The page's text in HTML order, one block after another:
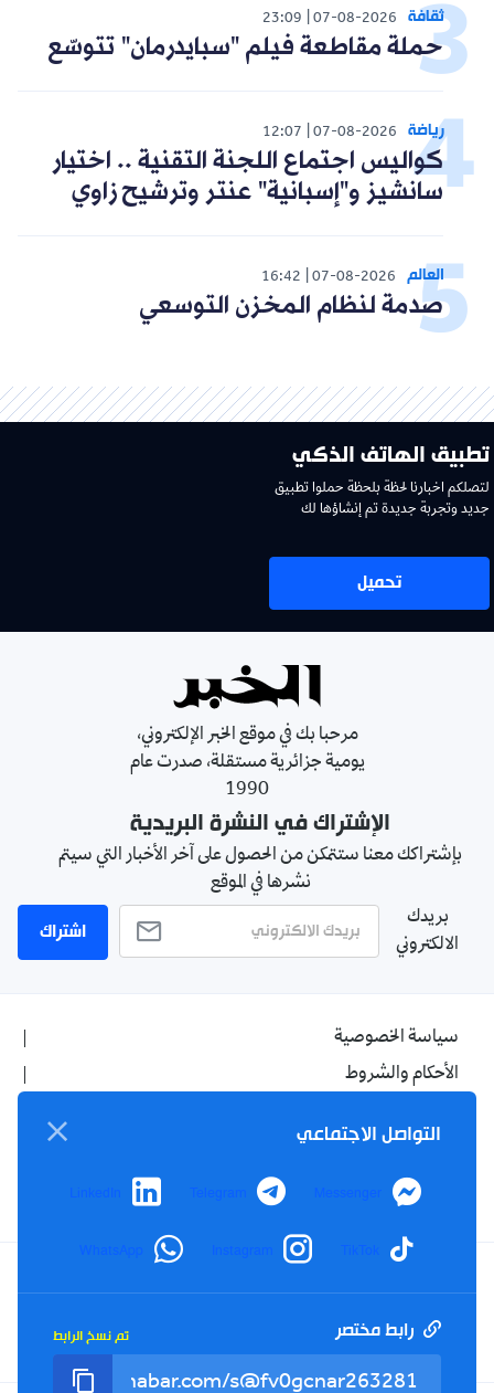
ثقافة 07-08-2026
23:09
حملة مقاطعة فيلم "سبايدرمان" تتوسّع
رياضة 07-08-2026
12:07
كواليس اجتماع اللجنة التقنية .. اختيار
سانشيز و"إسبانية" عنتر وترشيح زاوي
العالم 07-08-2026
16:42
صدمة لنظام المخزن التوسعي
تطبيق الهاتف الذكي
لتصلكم اخبارنا لحظة بلحظة حملوا تطبيق
جديد وتجربة جديدة تم إنشاؤها لك
تحميل
مرحبا بك في موقع الخبر الإلكتروني،
يومية جزائرية مستقلة، صدرت عام
1990
الإشتراك في النشرة البريدية
بإشتراكك معنا ستتمكن من الحصول على آخر الأخبار التي سيتم
نشرها في الموقع
بريدك
الالكتروني
اشتراك
سياسة الخصوصية
الأحكام والشروط
اتصل بنا
من نحن
Facebook
YouTube
TikTok
Twitter
التواصل الاجتماعي
Messenger
Telegram
LinkedIn
TikTok
Instagram
WhatsApp
رابط مختصر تم نسخ الرابط